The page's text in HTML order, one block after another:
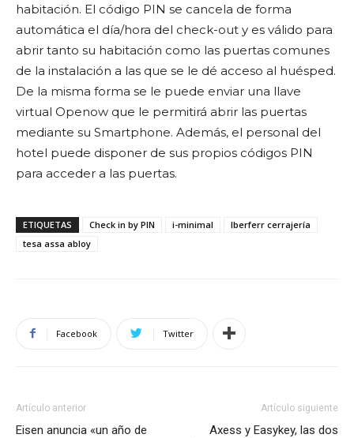
habitación. El código PIN se cancela de forma
automática el día/hora del check-out y es válido para
abrir tanto su habitación como las puertas comunes
de la instalación a las que se le dé acceso al huésped.
De la misma forma se le puede enviar una llave
virtual Openow que le permitirá abrir las puertas
mediante su Smartphone. Además, el personal del
hotel puede disponer de sus propios códigos PIN
para acceder a las puertas.
ETIQUETAS Check in by PIN i-minimal
Iberferr cerrajería
tesa assa abloy
Facebook Twitter
Artículo anterior
Eisen anuncia «un año de
Artículo siguiente
Axess y Easykey, las dos